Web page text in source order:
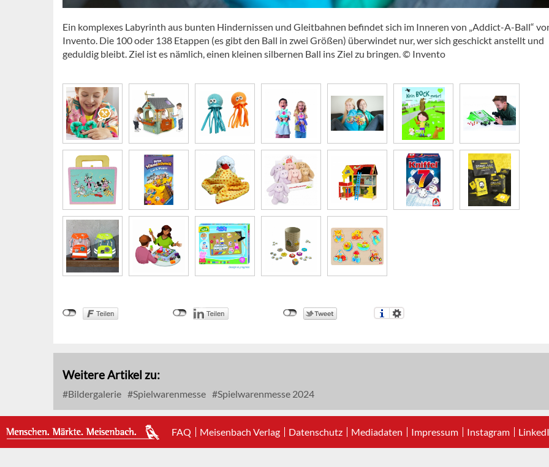
Ein komplexes Labyrinth aus bunten Hindernissen und Gleitbahnen befindet sich im Inneren von „Addict-A-Ball“
Invento. Die 100 oder 138 Etappen (es gibt den Ball in zwei Größen) überwindet nur, wer sich geschickt anstellt und
geduldig bleibt. Ziel ist es nämlich, einen kleinen silbernen Ball ins Ziel zu bringen. © Invento
Weitere Artikel zu:
Bildergalerie Spielwarenmesse Spielwarenmesse 2024
FAQ Meisenbach Verlag Datenschutz Mediadaten Impressum Instagram